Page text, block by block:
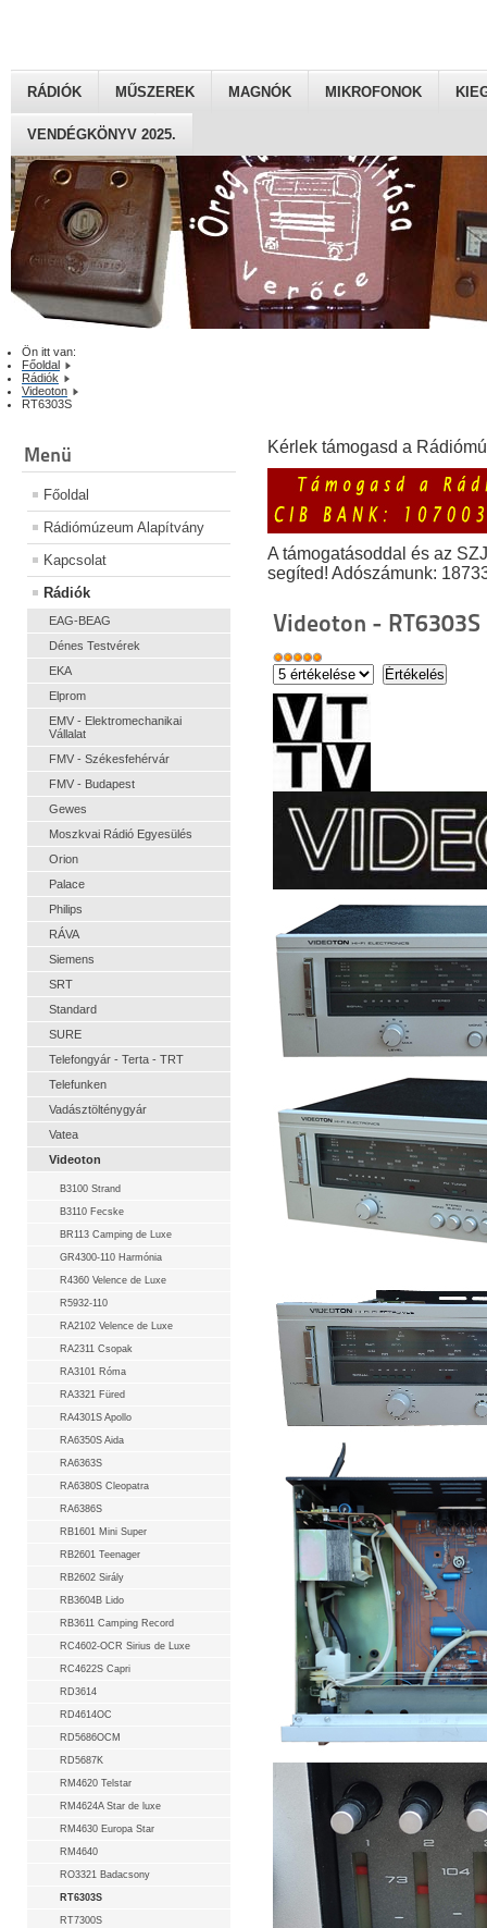
RÁDIÓK MŰSZEREK MAGNÓK MIKROFONOK
VENDÉGKÖNYV 2025.
Ön itt van:
Főoldal
Rádiók
Videoton
RT6303S
Menü
Főoldal
Rádiómúzeum Alapítvány
Kapcsolat
Rádiók
EAG-BEAG
Dénes Testvérek
EKA
Elprom
EMV - Elektromechanikai
Vállalat
FMV - Székesfehérvár
FMV - Budapest
Gewes
Moszkvai Rádió Egyesülés
Orion
Palace
Philips
RÁVA
Siemens
SRT
Standard
SURE
Telefongyár - Terta - TRT
Telefunken
Vadásztölténygyár
Vatea
Videoton
B3100 Strand
B3110 Fecske
BR113 Camping de Luxe
GR4300-110 Harmónia
R4360 Velence de Luxe
R5932-110
RA2102 Velence de Luxe
RA2311 Csopak
RA3101 Róma
RA3321 Füred
RA4301S Apollo
RA6350S Aida
RA6363S
RA6380S Cleopatra
RA6386S
RB1601 Mini Super
RB2601 Teenager
RB2602 Sirály
RB3604B Lido
RB3611 Camping Record
RC4602-OCR Sirius de Luxe
RC4622S Capri
RD3614
RD4614OC
RD5686OCM
RD5687K
RM4620 Telstar
RM4624A Star de luxe
RM4630 Europa Star
RM4640
RO3321 Badacsony
RT6303S
RT7300S
Kérlek támogasd a
A támogatásoddal és az
segíted! Adószámunk:
Videoton - RT6303S